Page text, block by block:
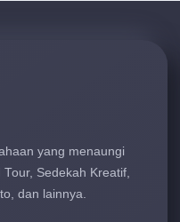
yang menaungi
Sedekah Kreatif,
dan lainnya.